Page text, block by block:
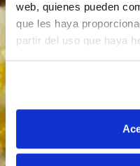
web, quienes pueden
que les haya
partir del uso que haya